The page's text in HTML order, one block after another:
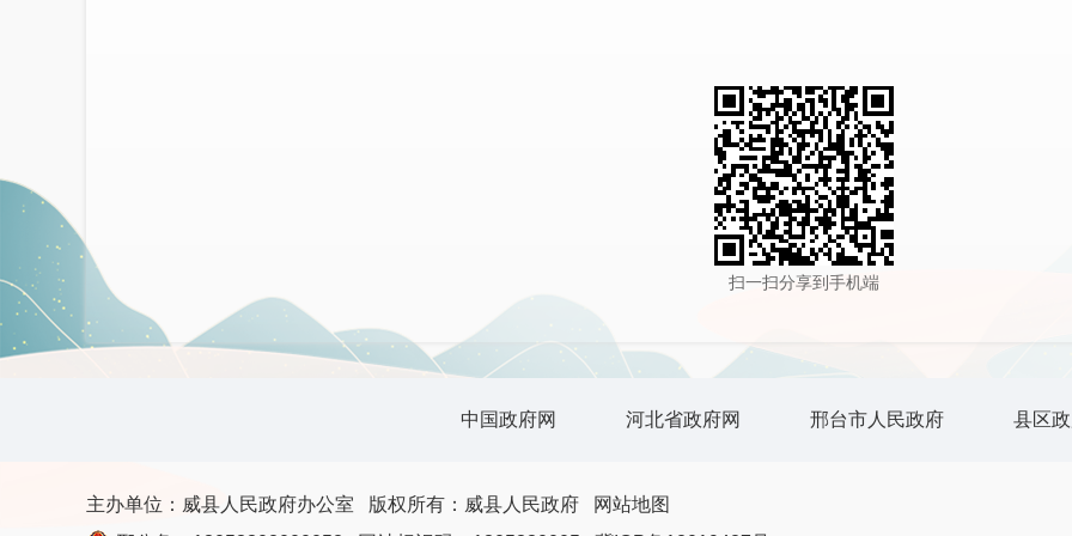
扫一扫分享到手机端
中国政府网 河北省政府网 邢台市人民政府 县区
主办单位：威县人民政府办公室 版权所有：威县人民政府
网站地图